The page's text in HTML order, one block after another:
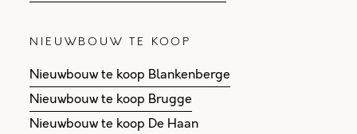
NIEUWBOUW TE KOOP
Nieuwbouw te koop Blankenberge
Nieuwbouw te koop Brugge
Nieuwbouw te koop De Haan